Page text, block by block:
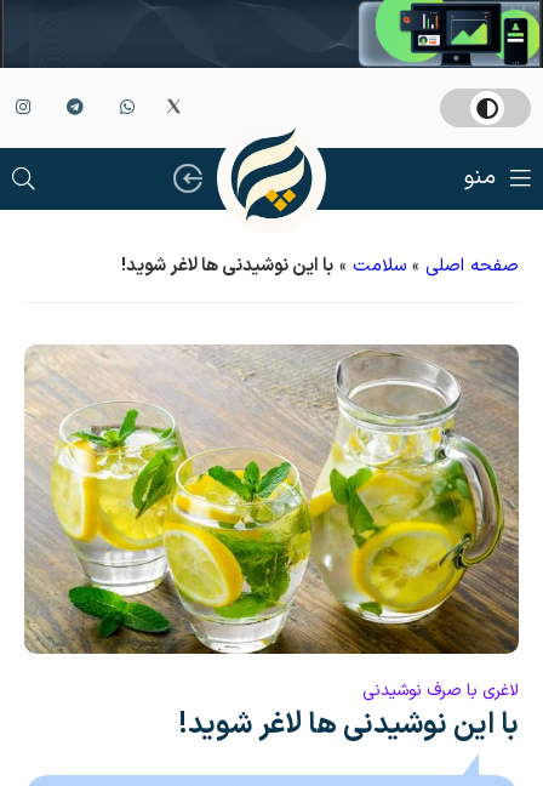
منو
صفحه اصلی » سلامت » با این نوشیدنی ها لاغر شوید!
لاغری با صرف نوشیدنی
با این نوشیدنی ها لاغر شوید!